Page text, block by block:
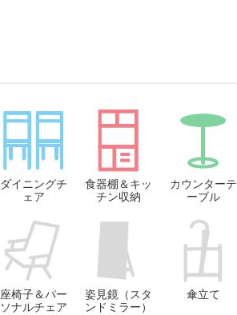
ダイニングチ
ェア
食器棚＆キッ
チン収納
カウンターテ
ーブル
座椅子＆パー
ソナルチェア
姿見鏡（スタ
ンドミラー）
傘立て